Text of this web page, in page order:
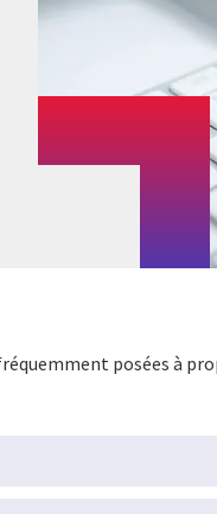
posées à